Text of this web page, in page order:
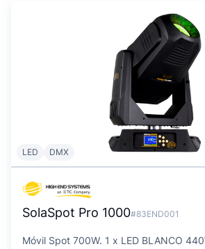
LED DMX
SolaSpot Pro 1000#83END001
Móvil Spot 700W. 1 x LED BLANCO